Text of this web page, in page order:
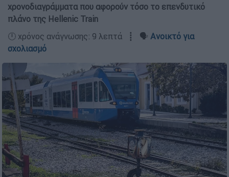
χρονοδιαγράμματα που αφορούν τόσο το επενδυτικό
πλάνο της Ηellenic Train
🕛 χρόνος ανάγνωσης: 9 λεπτά ┋ 🗣️ Ανοικτό για
σχολιασμό